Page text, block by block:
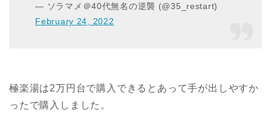
— ソラマメ＠40代無名の逆襲 (@35_restart)
February 24, 2022
極楽湯は2万円台で購入できるとあって手が出しやすか
ったで購入しました。